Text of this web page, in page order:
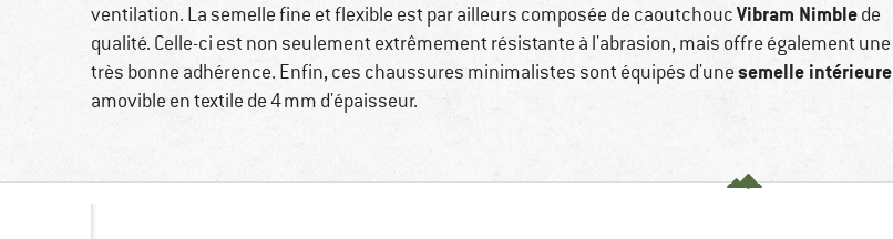
ventilation. La semelle fine et flexible est par ailleurs composée de caoutchoucVibram Nimblede
qualité. Celle-ci est non seulement extrêmement résistante à l'abrasion, mais offre également une
très bonne adhérence. Enfin, ces chaussures minimalistes sont équipés d'unesemelle intérieure
amovible en textile de 4 mm d'épaisseur.